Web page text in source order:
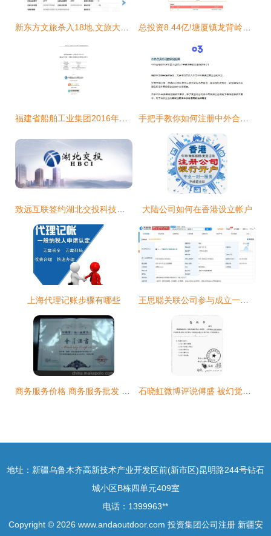
新东方文旅杀入18地,文旅大战一触即发 总投资8.44亿!塘厦镇龙背岭社区一地块被东实竞得
福建省船舶工业集团2016年度第一期超短期融资券募集说明书.doc 手把手教你如何注册中外合资公司
致远互联签约湖北交投科技发展 大陆公司如何在香港设立帐户
上海代理记账步骤有哪些 王思聪关联公司参与成立一家投资公司 注册资本1亿
商务服务价格 商务服务批发 商务服务厂家 第3页 石晓虹微博评说傅盛 被幻觉控制的说谎者
地址：新疆乌鲁木齐高新技术产业开发区前(新市区)昆明路244号钻石
城小区B栋四单元409室
电话：1399963**
Copyright © 2026 www.andaoutdoor.com 投资集团公司注册 新疆安